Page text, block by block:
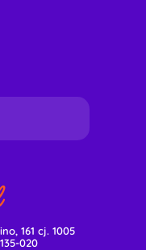
161 cj. 1005
020